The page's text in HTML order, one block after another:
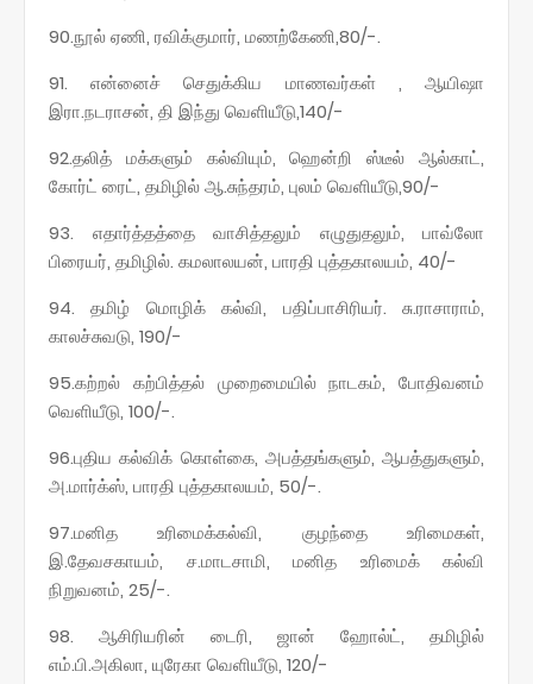
90.நூல் ஏணி, ரவிக்குமார், மணற்கேணி,80/-.
91. என்னைச் செதுக்கிய மாணவர்கள் , ஆயிஷா
இரா.நடராசன், தி இந்து வெளியீடு,140/-
92.தலித் மக்களும் கல்வியும், ஹென்றி ஸ்டீல் ஆல்காட்,
கோர்ட் ரைட், தமிழில் ஆ.சுந்தரம், புலம் வெளியீடு,90/-
93. எதார்த்தத்தை வாசித்தலும் எழுதுதலும், பாவ்லோ
பிரையர், தமிழில். கமலாலயன், பாரதி புத்தகாலயம், 40/-
94. தமிழ் மொழிக் கல்வி, பதிப்பாசிரியர். சு.ராசாராம்,
காலச்சுவடு, 190/-
95.கற்றல் கற்பித்தல் முறைமையில் நாடகம், போதிவனம்
வெளியீடு, 100/-.
96.புதிய கல்விக் கொள்கை, அபத்தங்களும், ஆபத்துகளும்,
அ.மார்க்ஸ், பாரதி புத்தகாலயம், 50/-.
97.மனித உரிமைக்கல்வி, குழந்தை உரிமைகள்,
இ.தேவசகாயம், ச.மாடசாமி, மனித உரிமைக் கல்வி
நிறுவனம், 25/-.
98. ஆசிரியரின் டைரி, ஜான் ஹோல்ட், தமிழில்
எம்.பி.அகிலா, யுரேகா வெளியீடு, 120/-